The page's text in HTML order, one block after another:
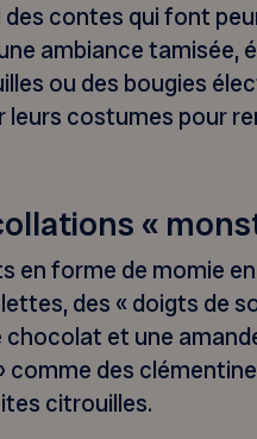
des contes qui font
ambiance tamisée,
ou des bougies
costumes pour
«
en forme de momie
des « doigts de
et une
comme des
citrouilles.